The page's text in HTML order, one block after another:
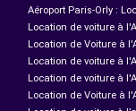
Aéroport Paris-Orly :
Location de voiture à
Location de Voiture à
Location de voiture à
Location de voiture à
Location de Voiture à